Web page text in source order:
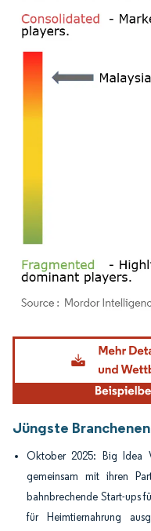
Bild © Mordor Intelligence.
Jüngste
Oktober 2025: Big Idea
gemeinsam mit ihren
bahnbrechende Start-ups
für Heimtiernahrung